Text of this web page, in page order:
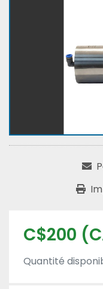
C$200
Quantité